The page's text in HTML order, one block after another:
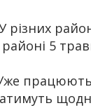
різних
5